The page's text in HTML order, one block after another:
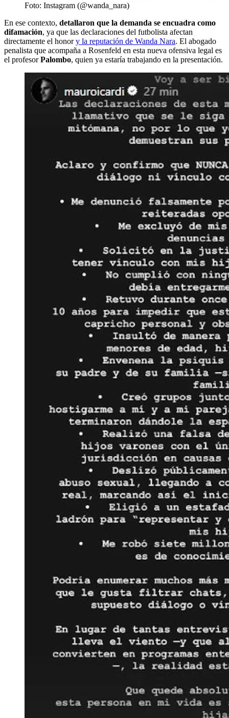
Foto: Instagram (@wanda_nara)
En ese contexto, detallaron que la demanda se encuadra como
difamación, ya que las declaraciones del futbolista afectan
directamente el honory la reputación de Wanda Nara. El abogado
penalista que acompaña a Rosenfeld en esta nueva ofensiva legal es
el profesorPalombo, quien ya estaría trabajando en la presentación.